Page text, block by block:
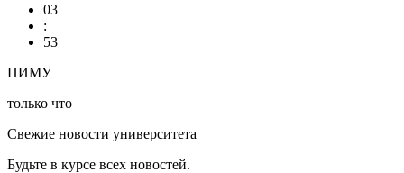
03
:
53
ПИМУ
только что
Свежие новости университета
Будьте в курсе всех новостей.